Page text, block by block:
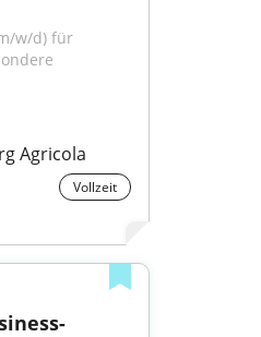
w/d) für
Agricola
Vollzeit